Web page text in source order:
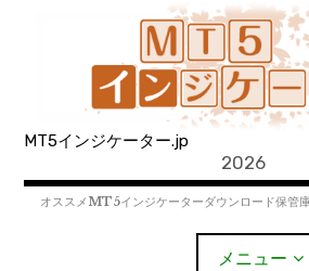
MT5インジケーター.jp
2026
オススメMT5インジケーターダウンロード保
メニュー